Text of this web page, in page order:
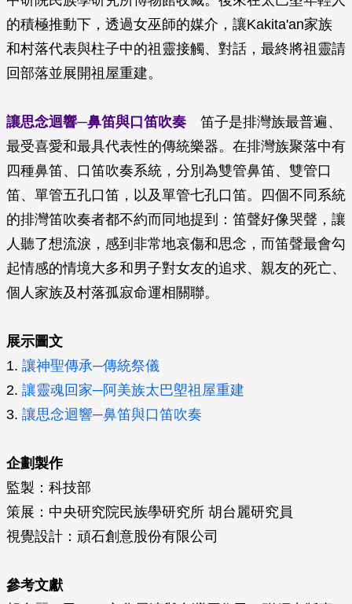
的積極推動下，透過女巫師的媒介，讓Kakita'an家族
和村落代表與柱子中的祖靈接觸、對話，最終將祖靈請
回部落並展開祖屋重建。
讓思念迴響─鼻笛與口笛吹奏 笛子是排灣族最普遍、
最受喜愛和最具代表性的傳統樂器。在排灣族聚落中有
四種鼻笛、口笛吹奏系統，分別為雙管鼻笛、雙管口
笛、單管五孔口笛，以及單管七孔口笛。四個不同系統
的排灣笛吹奏者都不約而同地提到：笛聲好像哭聲，讓
人聽了想流淚，感到非常地哀傷和思念，而笛聲最會勾
起情感的情境大多和男子對女友的追求、親友的死亡、
個人家族及村落孤寂命運相關聯。
展示圖文
1. 讓神聖傳承─傳統祭儀
2. 讓靈魂回家─阿美族太巴塱祖屋重建
3. 讓思念迴響─鼻笛與口笛吹奏
企劃製作
監製：科技部
策展：中央研究院民族學研究所 胡台麗研究員
視覺設計：頑石創意股份有限公司
參考文獻